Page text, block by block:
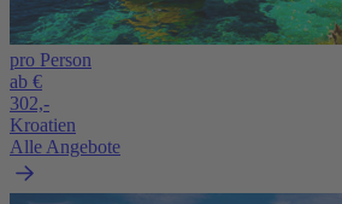
pro Person
ab €
302,-
Kroatien
Alle Angebote